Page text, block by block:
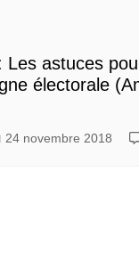
Les astuces
électorale
24 novembre 2018